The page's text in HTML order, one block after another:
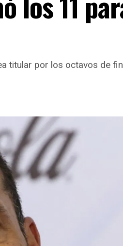
titular por los octavos de